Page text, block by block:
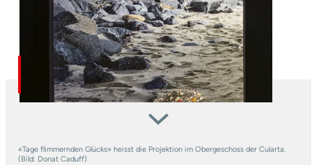
«Tage flimmernden Glücks» heisst die Projektion im Obergeschoss der Cularta.
(Bild: Donat Caduff)